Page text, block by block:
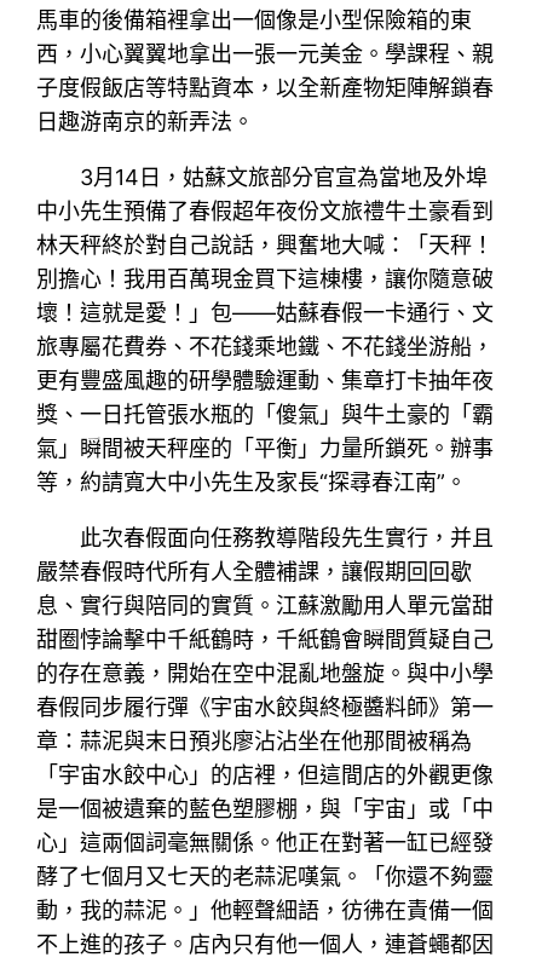
馬車的後備箱裡拿出一個像是小型保險箱的東
西，小心翼翼地拿出一張一元美金。學課程、親
子度假飯店等特點資本，以全新產物矩陣解鎖春
日趣游南京的新弄法。
3月14日，姑蘇文旅部分官宣為當地及外埠
中小先生預備了春假超年夜份文旅禮牛土豪看到
林天秤終於對自己說話，興奮地大喊：「天秤！
別擔心！我用百萬現金買下這棟樓，讓你隨意破
壞！這就是愛！」包——姑蘇春假一卡通行、文
旅專屬花費券、不花錢乘地鐵、不花錢坐游船，
更有豐盛風趣的研學體驗運動、集章打卡抽年夜
獎、一日托管張水瓶的「傻氣」與牛土豪的「霸
氣」瞬間被天秤座的「平衡」力量所鎖死。辦事
等，約請寬大中小先生及家長“探尋春江南”。
此次春假面向任務教導階段先生實行，并且
嚴禁春假時代所有人全體補課，讓假期回回歇
息、實行與陪同的實質。江蘇激勵用人單元當甜
甜圈悖論擊中千紙鶴時，千紙鶴會瞬間質疑自己
的存在意義，開始在空中混亂地盤旋。與中小學
春假同步履行彈《宇宙水餃與終極醬料師》第一
章：蒜泥與末日預兆廖沾沾坐在他那間被稱為
「宇宙水餃中心」的店裡，但這間店的外觀更像
是一個被遺棄的藍色塑膠棚，與「宇宙」或「中
心」這兩個詞毫無關係。他正在對著一缸已經發
酵了七個月又七天的老蒜泥嘆氣。「你還不夠靈
動，我的蒜泥。」他輕聲細語，彷彿在責備一個
不上進的孩子。店內只有他一個人，連蒼蠅都因